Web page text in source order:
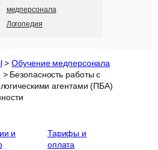
медперсонала
Логопедия
>Обучение медперсонала
> Безопасность работы с
агентами (ПБА)
и
Тарифы и
оплата